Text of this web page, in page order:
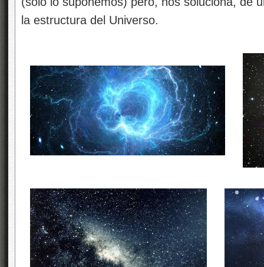
la estructura del Universo.